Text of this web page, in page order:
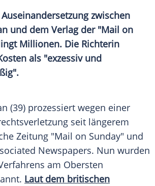
zwischen
und dem Verlag der "Mail on
Millionen. Die Richterin
als "exzessiv und
(39) prozessiert wegen einer
seit längerem
Zeitung "Mail on Sunday" und
Newspapers. Nun wurden
am Obersten
Laut dem britischen